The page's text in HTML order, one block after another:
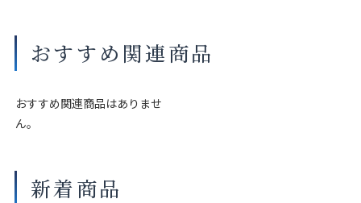
おすすめ関連商品
おすすめ関連商品はありませ
ん。
新着商品